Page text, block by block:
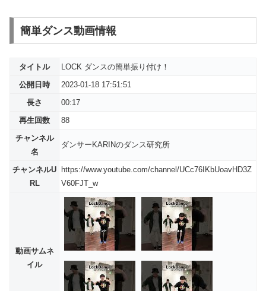
簡単ダンス動画情報
タイトル
LOCK ダンスの簡単振り付け！
公開日時
2023-01-18 17:51:51
長さ
00:17
再生回数
88
チャンネル
名
ダンサーKARINのダンス研究所
チャンネルU
RL
https://www.youtube.com/channel/UCc76IKbUoavHD3Z
V60FJT_w
動画サムネ
イル